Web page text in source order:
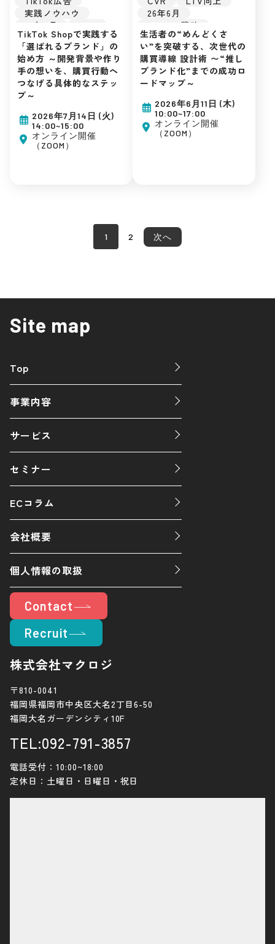
実践ノウハウ
26年7月
バズ
ライブ配信
TikTok Shop
EC戦略
初めてのEC
広告運用
集客ノウハウ
TikTok Shopで実践する
「選ばれるブランド」の
始め方 ～開発背景や作り
手の想いを、購買行動へ
つなげる具体的なステッ
プ～
2026年7月14日 (火)
14:00~15:00
オンライン開催
（ZOOM）
26年6月
Amazon戦略
TikTok Shop
EC戦略
ライブコマース
販促戦略
TikTok
楽天市場
Yahoo!ショッピング
D2C
自社EC
初めてのEC
広告運用
生活者の“めんどくさ
い”を突破する、次世代の
購買導線 設計術 〜“推し
ブランド化”までの成功ロ
ードマップ～
2026年6月11日 (木)
10:00~17:00
オンライン開催
（ZOOM）
1 2 次へ
Site map
Top
事業内容
サービス
セミナー
ECコラム
会社概要
個人情報の取扱
Contact
Recruit
株式会社マクロジ
〒810-0041
福岡県福岡市中央区大名2丁目6-50
福岡大名ガーデンシティ10F
TEL:092-791-3857
電話受付：10:00~18:00
定休日：土曜日・日曜日・祝日